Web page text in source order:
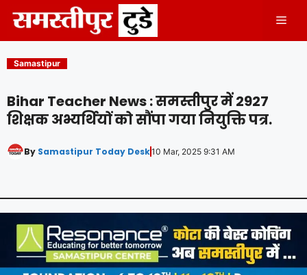
content
Samastipur
Bihar Teacher News : समस्तीपुर में 2927
शिक्षक अभ्यर्थियों को सौंपा गया नियुक्ति पत्र.
By Samastipur Today Desk10 Mar, 2025 9:31 AM